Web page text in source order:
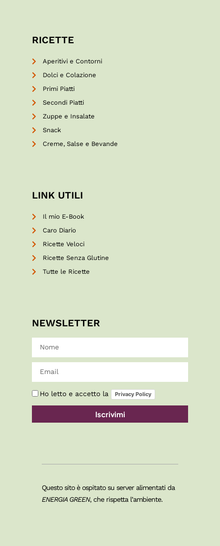
RICETTE
Aperitivi e Contorni
Dolci e Colazione
Primi Piatti
Secondi Piatti
Zuppe e Insalate
Snack
Creme, Salse e Bevande
LINK UTILI
Il mio E-Book
Caro Diario
Ricette Veloci
Ricette Senza Glutine
Tutte le Ricette
NEWSLETTER
Ho letto e accetto la Privacy Policy
Iscrivimi
Questo sito è ospitato su server alimentati da
ENERGIA GREEN, che rispetta l’ambiente.